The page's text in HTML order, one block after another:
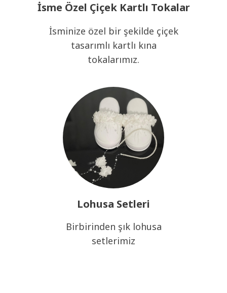
İsme Özel Çiçek Kartlı Tokalar
İsminize özel bir şekilde çiçek
tasarımlı kartlı kına
tokalarımız.
Lohusa Setleri
Birbirinden şık lohusa
setlerimiz